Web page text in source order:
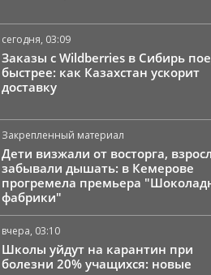
сегодня, 03:09
Заказы с Wildberries в Сибирь
быстрее: как Казахстан ускорит
доставку
Закрепленный материал
Дети визжали от восторга,
забывали дышать: в Кемерове
прогремела премьера
фабрики"
вчера, 03:10
Школы уйдут на карантин при
болезни 20% учащихся: новые